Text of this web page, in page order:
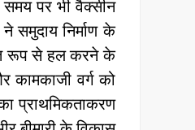
पर भी वैक्सीन
समुदाय निर्माण के
रूप से हल करने के
कामकाजी वर्ग को
प्राथमिकताकरण